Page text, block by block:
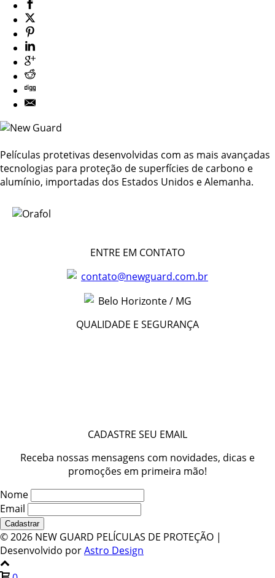
Películas protetivas desenvolvidas com as mais avançadas
tecnologias para proteção de superfícies de carbono e
alumínio, importadas dos Estados Unidos e Alemanha.
ENTRE EM CONTATO
contato@newguard.com.br
Belo Horizonte / MG
QUALIDADE E SEGURANÇA
CADASTRE SEU EMAIL
Receba nossas mensagens com novidades, dicas e
promoções em primeira mão!
Nome
Email
©2026 NEW GUARD PELÍCULAS DE PROTEÇÃO |
Desenvolvido porAstro Design